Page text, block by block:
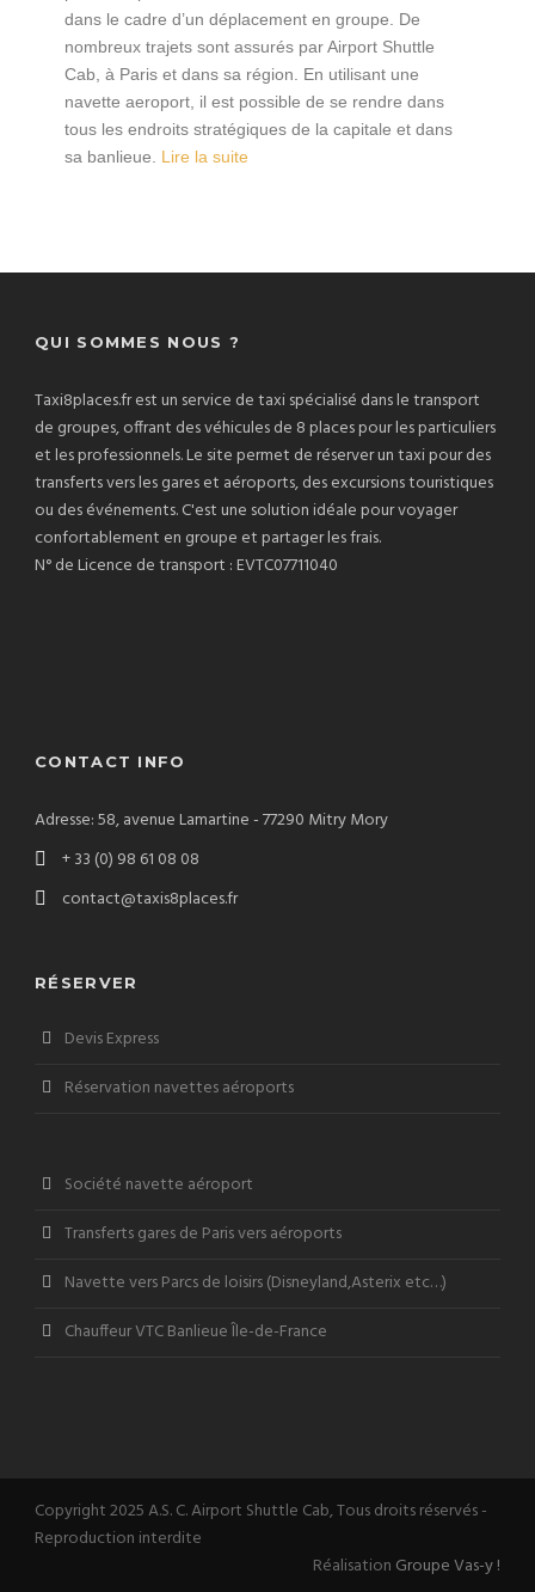
dans le cadre d’un déplacement en groupe. De
nombreux trajets sont assurés par Airport Shuttle
Cab, à Paris et dans sa région. En utilisant une
navette aeroport, il est possible de se rendre dans
tous les endroits stratégiques de la capitale et dans
sa banlieue. Lire la suite
QUI SOMMES NOUS ?
Taxi8places.fr est un service de taxi spécialisé dans le transport
de groupes, offrant des véhicules de 8 places pour les particuliers
et les professionnels. Le site permet de réserver un taxi pour des
transferts vers les gares et aéroports, des excursions touristiques
ou des événements. C'est une solution idéale pour voyager
confortablement en groupe et partager les frais.
N° de Licence de transport : EVTC07711040
CONTACT INFO
Adresse: 58, avenue Lamartine - 77290 Mitry Mory
+ 33 (0) 98 61 08 08
contact@taxis8places.fr
RÉSERVER
Devis Express
Réservation navettes aéroports
Société navette aéroport
Transferts gares de Paris vers aéroports
Navette vers Parcs de loisirs (Disneyland,Asterix etc…)
Chauffeur VTC Banlieue Île-de-France
Copyright 2025 A.S. C. Airport Shuttle Cab, Tous droits réservés -
Reproduction interdite
Réalisation Groupe Vas-y !